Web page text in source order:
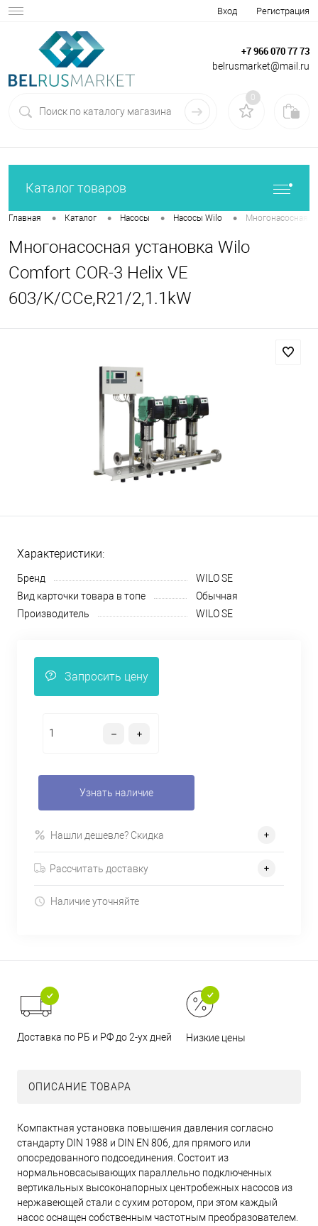
Вход Регистрация
+7 966 070 77 73
belrusmarket@mail.ru
0
Каталог товаров
Главная • Каталог • Насосы • Насосы Wilo • Многонасосная
Многонасосная установка Wilo
Comfort COR-3 Helix VE
603/K/CCe,R21/2,1.1kW
Характеристики:
Бренд
WILO SE
Вид карточки товара в топе
Обычная
Производитель
WILO SE
Запросить цену
Узнать наличие
Нашли дешевле? Скидка
Рассчитать доставку
Наличие уточняйте
Доставка по РБ и РФ до 2-ух дней Низкие цены
ОПИСАНИЕ ТОВАРА
Компактная установка повышения давления согласно
стандарту DIN 1988 и DIN EN 806, для прямого или
опосредованного подсоединения. Состоит из
нормальновсасывающих параллельно подключенных
вертикальных высоконапорных центробежных насосов из
нержавеющей стали с сухим ротором, при этом каждый
насос оснащен собственным частотным преобразователем.